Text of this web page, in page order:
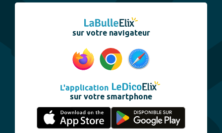
sur votre navigateur
L'application
sur votre smartphone